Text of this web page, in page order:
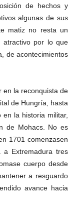
de hechos y
algunas de sus
matiz no resta un
atractivo por lo que
de acontecimientos
en la reconquista de
de Hungría, hasta
la historia militar,
de Mohacs. No es
1701 comenzasen
a Extremadura tres
cuerpo desde
a resguardo
avance hacia